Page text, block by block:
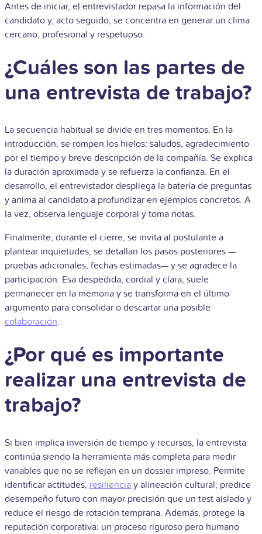
Antes de iniciar, el entrevistador repasa la información del
candidato y, acto seguido, se concentra en generar un clima
cercano, profesional y respetuoso.
¿Cuáles son las partes de
una entrevista de trabajo?
La secuencia habitual se divide en tres momentos. En la
introducción, se rompen los hielos: saludos, agradecimiento
por el tiempo y breve descripción de la compañía. Se explica
la duración aproximada y se refuerza la confianza. En el
desarrollo, el entrevistador despliega la batería de preguntas
y anima al candidato a profundizar en ejemplos concretos. A
la vez, observa lenguaje corporal y toma notas.
Finalmente, durante el cierre, se invita al postulante a
plantear inquietudes, se detallan los pasos posteriores —
pruebas adicionales, fechas estimadas— y se agradece la
participación. Esa despedida, cordial y clara, suele
permanecer en la memoria y se transforma en el último
argumento para consolidar o descartar una posible
colaboración.
¿Por qué es importante
realizar una entrevista de
trabajo?
Si bien implica inversión de tiempo y recursos, la entrevista
continúa siendo la herramienta más completa para medir
variables que no se reflejan en un dossier impreso. Permite
identificar actitudes, resiliencia y alineación cultural; predice
desempeño futuro con mayor precisión que un test aislado y
reduce el riesgo de rotación temprana. Además, protege la
reputación corporativa: un proceso riguroso pero humano